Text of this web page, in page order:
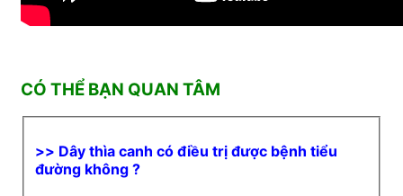
CÓ THỂ BẠN QUAN TÂM
>> Dây thìa canh có điều trị được bệnh tiểu
đường không ?